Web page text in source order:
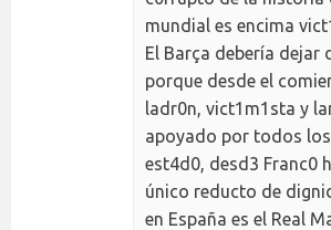
mundial es encima
El Barça debería dejar
porque desde el
ladr0n, vict1m1sta y
apoyado por todos
est4d0, desd3 Franc0
único reducto de
en España es el Real